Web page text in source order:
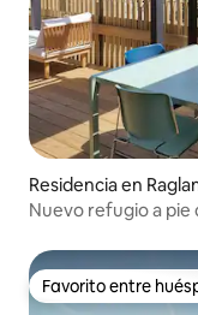
Residencia en
Nuevo refugio a pie
Favorito entre
Favorito entre